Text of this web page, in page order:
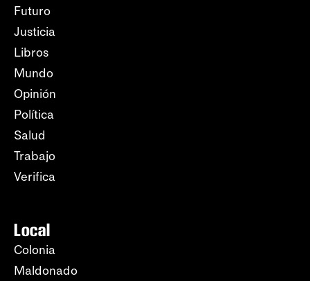
Futuro
Justicia
Libros
Mundo
Opinión
Política
Salud
Trabajo
Verifica
Local
Colonia
Maldonado